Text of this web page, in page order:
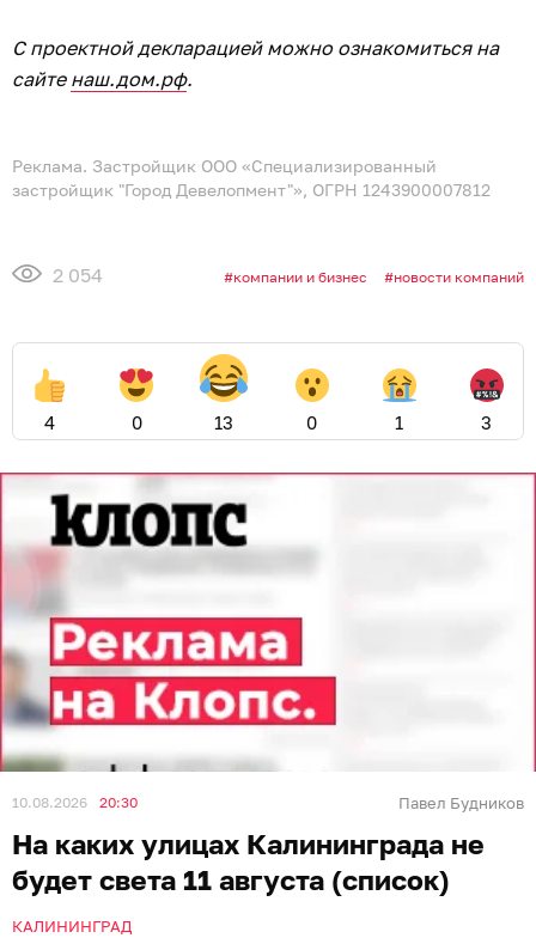
С проектной декларацией можно ознакомиться на
сайте наш.дом.рф.
Реклама. Застройщик ООО «Специализированный
застройщик "Город Девелопмент"», ОГРН 1243900007812
2 054 компании и бизнес новости компаний
4 0 13 0 1 3
10.08.2026 20:30 Павел Будников
На каких улицах Калининграда не
будет света 11 августа (список)
КАЛИНИНГРАД